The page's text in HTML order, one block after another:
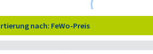
nach: FeWo-Preis